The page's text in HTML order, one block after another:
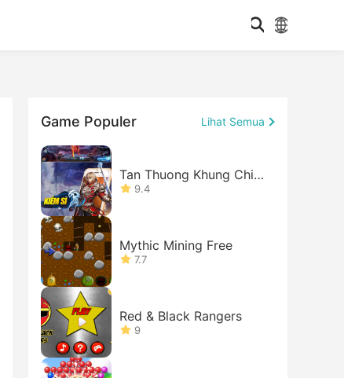
Game Populer Lihat Semua
Tan Thuong Khung Chi
Mong
9.4
Mythic Mining Free
7.7
Red & Black Rangers
9